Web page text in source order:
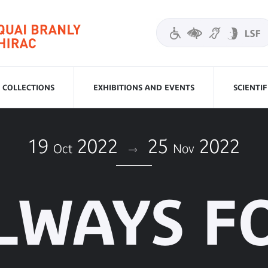
COLLECTIONS EXHIBITIONS AND EVENTS
19 Oct 2022 25 Nov 2022